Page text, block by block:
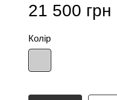
21 500 грн
Колір